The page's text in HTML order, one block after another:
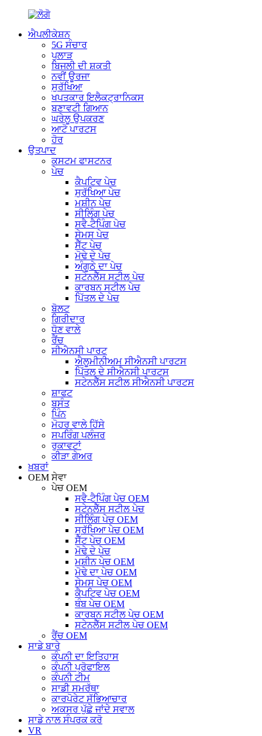
ਐਪਲੀਕੇਸ਼ਨ
5G ਸੰਚਾਰ
ਪੁਲਾੜ
ਬਿਜਲੀ ਦੀ ਸ਼ਕਤੀ
ਨਵੀਂ ਊਰਜਾ
ਸੁਰੱਖਿਆ
ਖਪਤਕਾਰ ਇਲੈਕਟ੍ਰਾਨਿਕਸ
ਬਣਾਵਟੀ ਗਿਆਨ
ਘਰੇਲੂ ਉਪਕਰਣ
ਆਟੋ ਪਾਰਟਸ
ਹੋਰ
ਉਤਪਾਦ
ਕਸਟਮ ਫਾਸਟਨਰ
ਪੇਚ
ਕੈਪਟਿਵ ਪੇਚ
ਸੁਰੱਖਿਆ ਪੇਚ
ਮਸ਼ੀਨ ਪੇਚ
ਸੀਲਿੰਗ ਪੇਚ
ਸਵੈ-ਟੈਪਿੰਗ ਪੇਚ
ਸੇਮਸ ਪੇਚ
ਸੈੱਟ ਪੇਚ
ਮੋਢੇ ਦੇ ਪੇਚ
ਅੰਗੂਠੇ ਦਾ ਪੇਚ
ਸਟੇਨਲੈੱਸ ਸਟੀਲ ਪੇਚ
ਕਾਰਬਨ ਸਟੀਲ ਪੇਚ
ਪਿੱਤਲ ਦੇ ਪੇਚ
ਬੋਲਟ
ਗਿਰੀਦਾਰ
ਧੋਣ ਵਾਲੇ
ਰੈਂਚ
ਸੀਐਨਸੀ ਪਾਰਟ
ਐਲੂਮੀਨੀਅਮ ਸੀਐਨਸੀ ਪਾਰਟਸ
ਪਿੱਤਲ ਦੇ ਸੀਐਨਸੀ ਪਾਰਟਸ
ਸਟੇਨਲੈੱਸ ਸਟੀਲ ਸੀਐਨਸੀ ਪਾਰਟਸ
ਸ਼ਾਫਟ
ਬਸੰਤ
ਪਿੰਨ
ਮੋਹਰ ਵਾਲੇ ਹਿੱਸੇ
ਸਪਰਿੰਗ ਪਲੰਜਰ
ਰੁਕਾਵਟਾਂ
ਕੀੜਾ ਗੇਅਰ
ਖ਼ਬਰਾਂ
OEM ਸੇਵਾ
ਪੇਚ OEM
ਸਵੈ-ਟੈਪਿੰਗ ਪੇਚ OEM
ਸਟੇਨਲੈੱਸ ਸਟੀਲ ਪੇਚ
ਸੀਲਿੰਗ ਪੇਚ OEM
ਸੁਰੱਖਿਆ ਪੇਚ OEM
ਸੈੱਟ ਪੇਚ OEM
ਮੋਢੇ ਦੇ ਪੇਚ
ਮਸ਼ੀਨ ਪੇਚ OEM
ਮੋਢੇ ਦਾ ਪੇਚ OEM
ਸੇਮਸ ਪੇਚ OEM
ਕੈਪਟਿਵ ਪੇਚ OEM
ਥੰਬ ਪੇਚ OEM
ਕਾਰਬਨ ਸਟੀਲ ਪੇਚ OEM
ਸਟੇਨਲੈੱਸ ਸਟੀਲ ਪੇਚ OEM
ਰੈਂਚ OEM
ਸਾਡੇ ਬਾਰੇ
ਕੰਪਨੀ ਦਾ ਇਤਿਹਾਸ
ਕੰਪਨੀ ਪ੍ਰੋਫਾਇਲ
ਕੰਪਨੀ ਟੀਮ
ਸਾਡੀ ਸਮਰੱਥਾ
ਕਾਰਪੋਰੇਟ ਸੱਭਿਆਚਾਰ
ਅਕਸਰ ਪੁੱਛੇ ਜਾਂਦੇ ਸਵਾਲ
ਸਾਡੇ ਨਾਲ ਸੰਪਰਕ ਕਰੋ
VR